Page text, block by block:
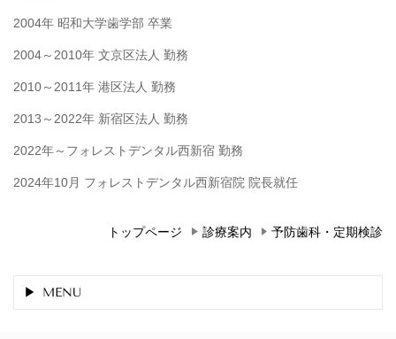
2004年 昭和大学歯学部 卒業
2004～2010年 文京区法人 勤務
2010～2011年 港区法人 勤務
2013～2022年 新宿区法人 勤務
2022年～フォレストデンタル西新宿 勤務
2024年10月 フォレストデンタル西新宿院 院長就任
トップページ 診療案内 予防歯科・定期検診
MENU